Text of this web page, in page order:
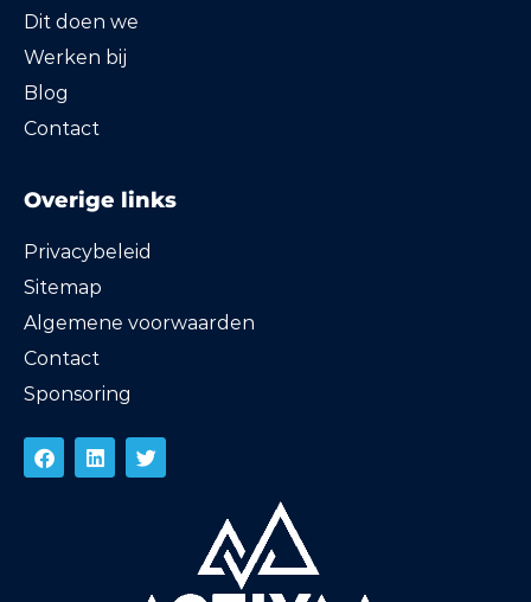
Dit doen we
Werken bij
Blog
Contact
Overige links
Privacybeleid
Sitemap
Algemene voorwaarden
Contact
Sponsoring